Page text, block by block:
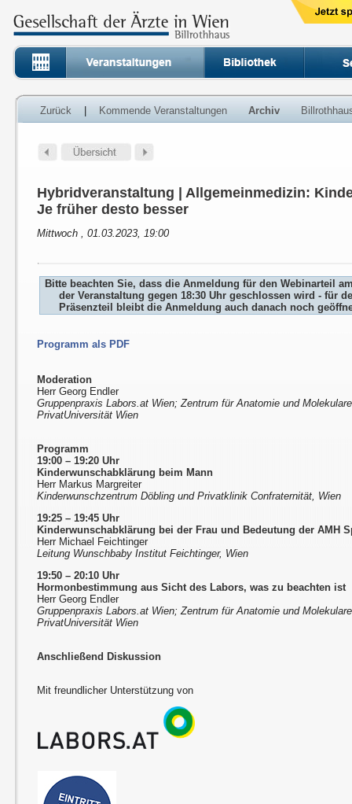
Zurück Kommende Veranstaltungen Archiv
Hybridveranstaltung | Allgemeinmedizin:
Je früher desto besser
Mittwoch , 01.03.2023, 19:00
Bitte beachten Sie, dass die Anmeldung für den Webinarteil
der Veranstaltung gegen 18:30 Uhr geschlossen wird - für
Präsenzteil bleibt die Anmeldung auch danach noch
Programm als PDF
Moderation
Herr Georg Endler
Gruppenpraxis Labors.at Wien; Zentrum für Anatomie und
PrivatUniversität Wien
Programm
19:00 – 19:20 Uhr
Kinderwunschabklärung beim Mann
Herr Markus Margreiter
Kinderwunschzentrum Döbling und Privatklinik Confraternität, Wien
19:25 – 19:45 Uhr
Kinderwunschabklärung bei der Frau und Bedeutung der AMH
Herr Michael Feichtinger
Leitung Wunschbaby Institut Feichtinger, Wien
19:50 – 20:10 Uhr
Hormonbestimmung aus Sicht des Labors, was zu beachten ist
Herr Georg Endler
Gruppenpraxis Labors.at Wien; Zentrum für Anatomie und
PrivatUniversität Wien
Anschließend Diskussion
Mit freundlicher Unterstützung von